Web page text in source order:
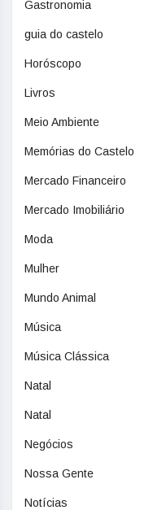
Gastronomia
guia do castelo
Horóscopo
Livros
Meio Ambiente
Memórias do Castelo
Mercado Financeiro
Mercado Imobiliário
Moda
Mulher
Mundo Animal
Música
Música Clássica
Natal
Natal
Negócios
Nossa Gente
Notícias